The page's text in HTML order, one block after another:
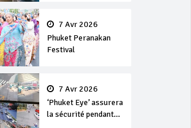
7 Avr 2026
Phuket Peranakan
Festival
7 Avr 2026
‘Phuket Eye’ assurera
la sécurité pendant